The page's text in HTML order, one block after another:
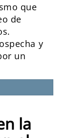
que
de
y
un
la